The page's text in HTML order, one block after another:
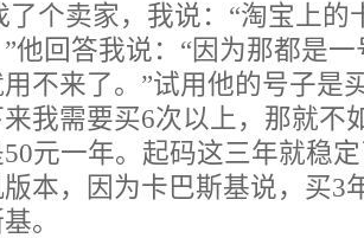
了个卖家，我说：“淘宝上的
他回答我说：“因为那都是
不来了。”试用他的号子是
我需要买6次以上，那就不
元一年。起码这三年就稳
本，因为卡巴斯基说，买3
。